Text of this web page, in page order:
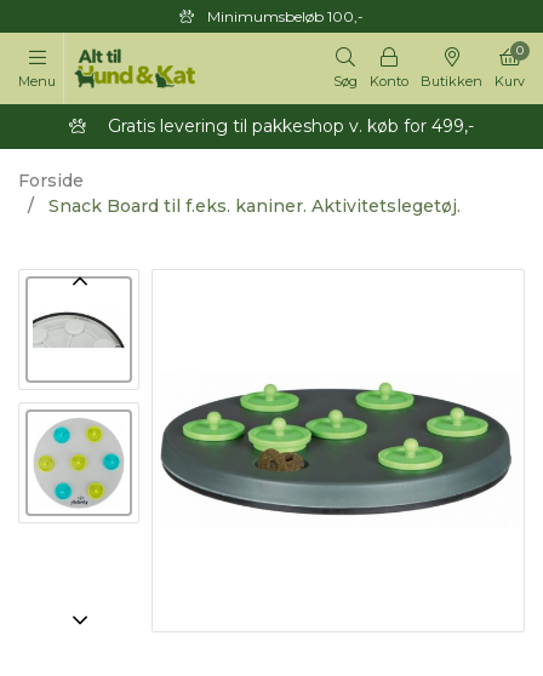
Minimumsbeløb 100,-
Menu Søg Konto Butikken Kurv
0
Gratis levering til pakkeshop v. køb for 499,-
Forside
Snack Board til f.eks. kaniner. Aktivitetslegetøj.